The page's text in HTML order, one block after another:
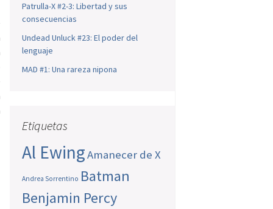
Patrulla-X #2-3: Libertad y sus
consecuencias
Undead Unluck #23: El poder del
lenguaje
MAD #1: Una rareza nipona
Etiquetas
Al EwingAmanecer de X
Andrea Sorrentino Batman
Benjamin Percy